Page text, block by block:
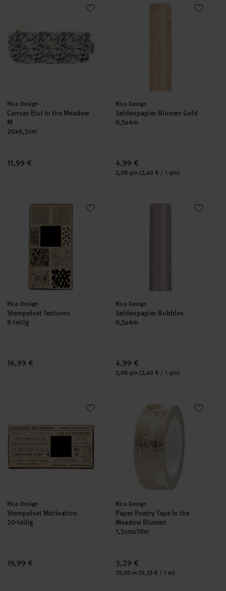
Hersteller:
Rico Design
Canvas Etui In the Meadow
M
20x6,5cm
11,99 €
Hersteller:
Rico Design
Seidenpapier Blumen Gold
0,5x4m
4,99 €
Inhalt:
2,08 qm (2,40 € / 1 qm)
Stempelset Texturen
Hersteller:
Rico Design
Stempelset Texturen
9-teilig
16,99 €
Seidenpapier Bubbles
Hersteller:
Rico Design
Seidenpapier Bubbles
0,5x4m
4,99 €
Inhalt:
2,08 qm (2,40 € / 1 qm)
Hersteller:
Rico Design
Stempelset Motivation
20-teilig
19,99 €
Paper Poetry Tape In the
Hersteller:
Rico Design
Paper Poetry Tape In the
Meadow Blumen
1,5cmx10m
3,29 €
Inhalt:
10,00 m (0,33 € / 1 m)